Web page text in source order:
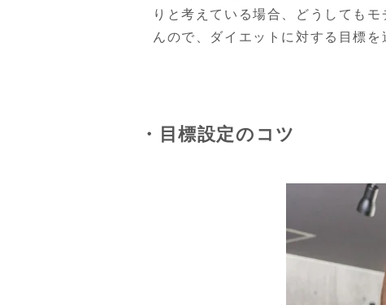
りと考えている場合、どうしても
んので、ダイエットに対する目標
・目標設定のコツ